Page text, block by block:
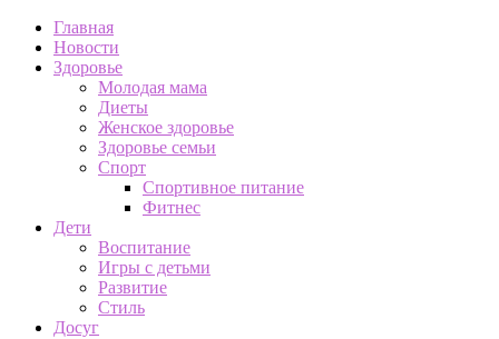
Главная
Новости
Здоровье
Молодая мама
Диеты
Женское здоровье
Здоровье семьи
Спорт
Спортивное питание
Фитнес
Дети
Воспитание
Игры с детьми
Развитие
Стиль
Досуг